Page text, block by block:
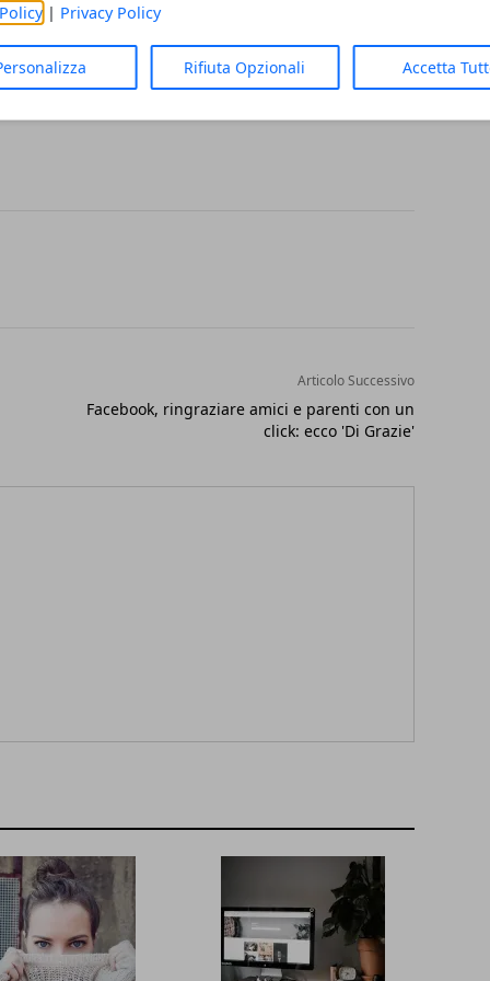
| Privacy Policy
Rifiuta Opzionali Accetta
Milano dimostra di non aver rispetto più
che vorrebbe trasformare in
Articolo Successivo
Facebook, ringraziare amici e parenti con un
click: ecco 'Di Grazie'